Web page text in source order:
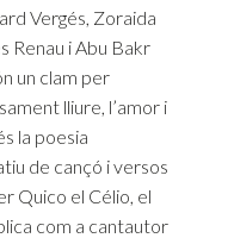
Vergés, Zoraida
Renau i Abu Bakr
un clam per
lliure, l’amor i
la poesia
de cançó i versos
Quico el Célio, el
com a cantautor